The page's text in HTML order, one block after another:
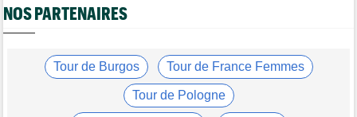
Tour de Pologne
13:04
Tour de France Femmes
Loes Adegeest : "On essaiera encore..."
Tour de France Femmes
NOS PARTENAIRES
Tour de Burgos Tour de France Femmes
Tour de Pologne